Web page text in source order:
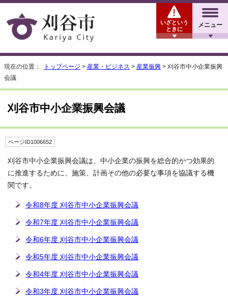
メニュー
いざという
ときに
現在の位置： トップページ > 産業・ビジネス > 産業振興 > 刈谷市中小企業振興
会議
刈谷市中小企業振興会議
ページID1006652
刈谷市中小企業振興会議は、中小企業の振興を総合的かつ効果的
に推進するために、施策、計画その他の必要な事項を協議する機
関です。
令和8年度 刈谷市中小企業振興会議
令和7年度 刈谷市中小企業振興会議
令和6年度 刈谷市中小企業振興会議
令和5年度 刈谷市中小企業振興会議
令和4年度 刈谷市中小企業振興会議
令和3年度 刈谷市中小企業振興会議